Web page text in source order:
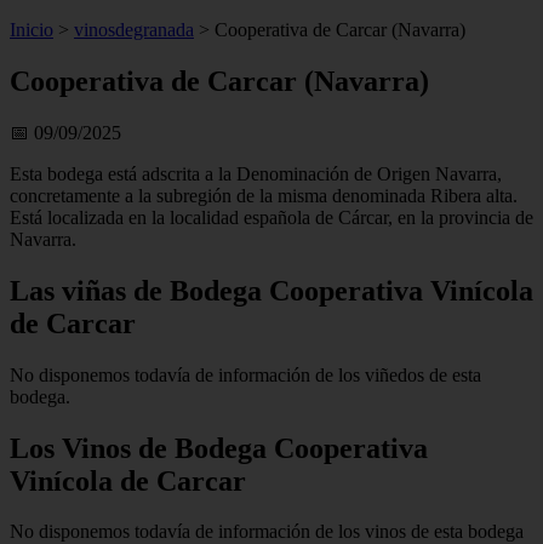
Inicio > vinosdegranada > Cooperativa de Carcar (Navarra)
Cooperativa de Carcar (Navarra)
📅 09/09/2025
Esta bodega está adscrita a la Denominación de Origen Navarra,
concretamente a la subregión de la misma denominada Ribera alta.
Está localizada en la localidad española de Cárcar, en la provincia de
Navarra.
Las viñas de Bodega Cooperativa Vinícola
de Carcar
No disponemos todavía de información de los viñedos de esta
bodega.
Los Vinos de Bodega Cooperativa
Vinícola de Carcar
No disponemos todavía de información de los vinos de esta bodega